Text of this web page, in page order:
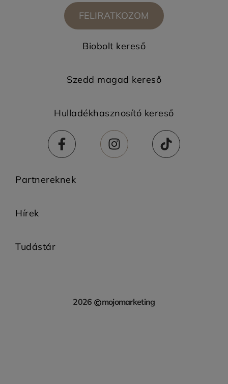
FELIRATKOZOM
Biobolt kereső
Szedd magad kereső
Hulladékhasznosító kereső
Partnereknek
Hírek
Tudástár
2026 mojomarketing